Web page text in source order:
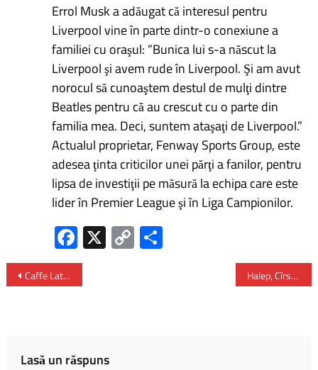
Errol Musk a adăugat că interesul pentru
Liverpool vine în parte dintr-o conexiune a
familiei cu oraşul: ”Bunica lui s-a născut la
Liverpool şi avem rude în Liverpool. Şi am avut
norocul să cunoaştem destul de mulţi dintre
Beatles pentru că au crescut cu o parte din
familia mea. Deci, suntem ataşaţi de Liverpool.”
Actualul proprietar, Fenway Sports Group, este
adesea ţinta criticilor unei părţi a fanilor, pentru
lipsa de investiţii pe măsură la echipa care este
lider în Premier League şi în Liga Campionilor.
Fa
ce
b
X C
o
Caffe Latte de la fast food cu până la 12.8 grame de zahăr! Halep, Cîrstea şi Begu fac parte dintre jucătoarele române care vor participa la Transylvania Open 2025
Lasă un răspuns